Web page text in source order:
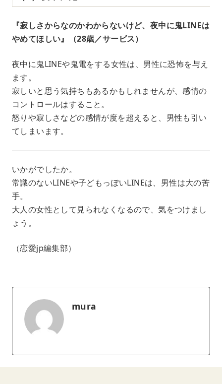
『寂しさからなのかわからないけど、夜中に鬼LINEは
やめてほしい』（28歳／サービス）
夜中に鬼LINEや鬼電をする女性は、男性に恐怖を与え
ます。
寂しいと思う気持ちもあるかもしれませんが、感情の
コントロールはすること。
怒りや寂しさなどの感情が度を超えると、男性も引い
てしまいます。
いかがでしたか。
常識のないLINEや子どもっぽいLINEは、男性は大の苦
手。
大人の女性として見られなくなるので、気をつけまし
ょう。
（恋愛jp編集部）
mura